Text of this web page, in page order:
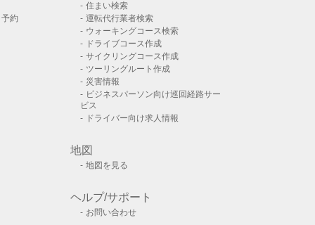
約
住まい検索
運転代行業者検索
ウォーキングコース検索
ドライブコース作成
サイクリングコース作成
ツーリングルート作成
災害情報
ビジネスパーソン向け巡回経路サー
ビス
ドライバー向け求人情報
地図
地図を見る
ヘルプ/サポート
お問い合わせ